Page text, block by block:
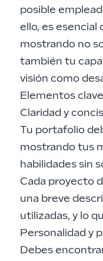
posible
ello, es esencial
mostrando no
también tu
visión como
Elementos
Claridad y
Tu portafolio
mostrando tus
habilidades sin
Cada proyecto
una breve
utilizadas, y lo
Personalidad y
Debes